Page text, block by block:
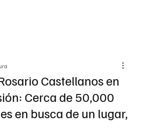
Castellanos en
Cerca de 50,000
en busca de un lugar,